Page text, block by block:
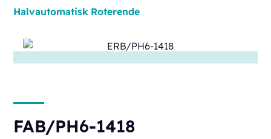
Halvautomatisk Roterende
FAB/PH6-1418